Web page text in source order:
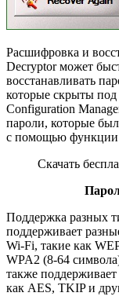
Расшифровка и
Decryptor может
восстанавливать
которые скрыты под
Configuration
пароли, которые
с помощью функции
Скачать
Поддержка разных
поддерживает
Wi-Fi, такие как
WPA2 (8-64
также
как AES, TKIP и